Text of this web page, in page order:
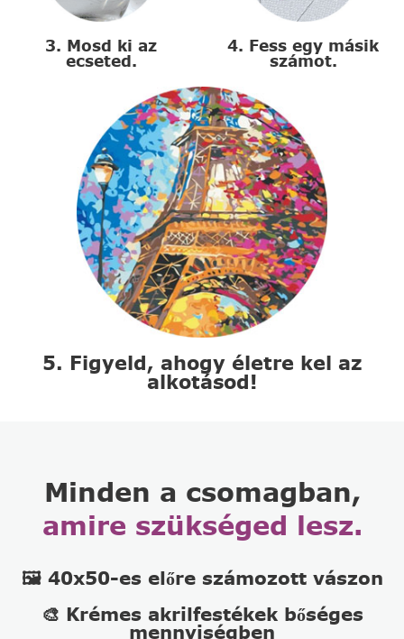
3. Mosd ki az
ecseted.
4. Fess egy másik
számot.
5. Figyeld, ahogy életre kel az
alkotásod!
Minden a csomagban,
amire szükséged lesz.
🖼️ 40x50-es előre számozott vászon
🎨 Krémes akrilfestékek bőséges
mennyiségben